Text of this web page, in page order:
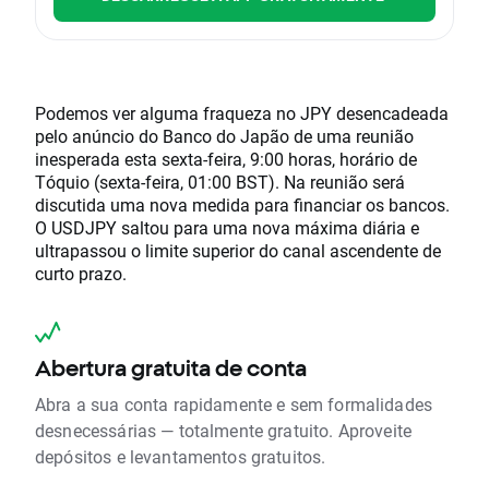
Podemos ver alguma fraqueza no JPY desencadeada
pelo anúncio do Banco do Japão de uma reunião
inesperada esta sexta-feira, 9:00 horas, horário de
Tóquio (sexta-feira, 01:00 BST). Na reunião será
discutida uma nova medida para financiar os bancos.
O USDJPY saltou para uma nova máxima diária e
ultrapassou o limite superior do canal ascendente de
curto prazo.
Abertura gratuita de conta
Abra a sua conta rapidamente e sem formalidades
desnecessárias — totalmente gratuito. Aproveite
depósitos e levantamentos gratuitos.